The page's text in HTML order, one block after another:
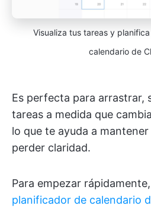
Visualiza tus tareas y
calendario de
Es perfecta para arrastrar,
tareas a medida que
lo que te ayuda a
perder claridad.
Para empezar
planificador de calendario